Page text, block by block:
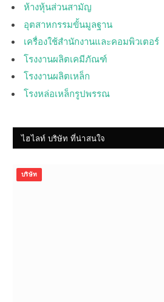
ห้างหุ้นส่วนสามัญ
อุตสาหกรรมขั้นมูลฐาน
เครื่องใช้สำนักงานและคอมพิวเตอร์
โรงงานผลิตเคมีภัณฑ์
โรงงานผลิตเหล็ก
โรงหล่อเหล็กรูปพรรณ
ไฮไลท์ บริษัท ที่น่าสนใจ
บริษัท